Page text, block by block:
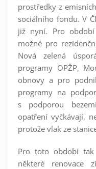
prostředky z
sociálního fondu. V
již nyní. Pro
možné pro
Nová zelená
programy OPŽP,
obnovy a pro
programy na
s podporou
opatření vyčkávají,
protože vlak ze
Pro toto období
některé renovace